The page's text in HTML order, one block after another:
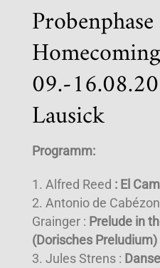
09.-
Lausick
Programm:
Alfred Reed : El
Antonio de
Grainger : Prelude in
(Dorisches Preludium)
Jules Strens :